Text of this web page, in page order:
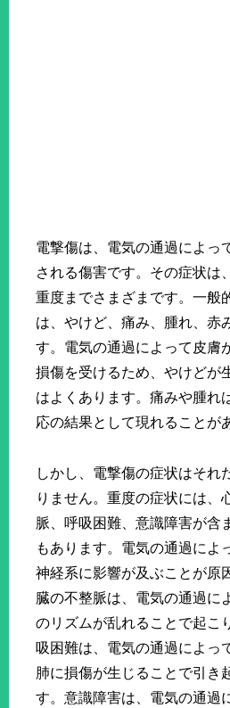
電撃傷は、電気の通過によっ
される傷害です。その症状は
重度までさまざまです。一般
は、やけど、痛み、腫れ、赤
す。電気の通過によって皮膚
損傷を受けるため、やけどが
はよくあります。痛みや腫れ
応の結果として現れることが
しかし、電撃傷の症状はそれ
りません。重度の症状には、
脈、呼吸困難、意識障害が含
もあります。電気の通過によ
神経系に影響が及ぶことが原
臓の不整脈は、電気の通過に
のリズムが乱れることで起こ
吸困難は、電気の通過によっ
肺に損傷が生じることで引き
す。意識障害は、電気の通過